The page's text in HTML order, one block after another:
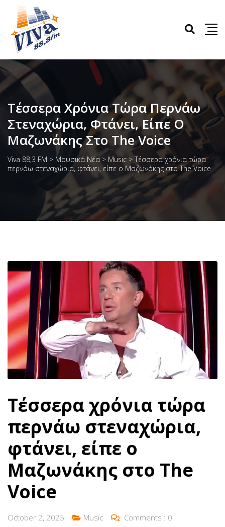
Τέσσερα Χρόνια Τώρα Περνάω
Στεναχώρια, Φτάνει, Είπε Ο
Μαζωνάκης Στο The Voice
Viva 88,3 FM > Μουσικά Νέα > Music >Τέσσερα χρόνια τώρα
περνάω στεναχώρια, φτάνει, είπε ο Μαζωνάκης στο The Voice
Τέσσερα χρόνια τώρα
περνάω στεναχώρια,
φτάνει, είπε ο
Μαζωνάκης στο The
Voice
October 2, 2025 Music Comments : 0